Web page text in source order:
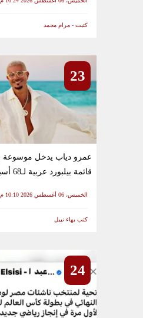
كتبت - مرام محمد
23
عمرو دياب يدخل موسوعة
قائمة بيلبورد عربية لـ68 أسبوعا
الخميس، 06 أغسطس 2026 10:10 م
كتب بهاء نبيل
24